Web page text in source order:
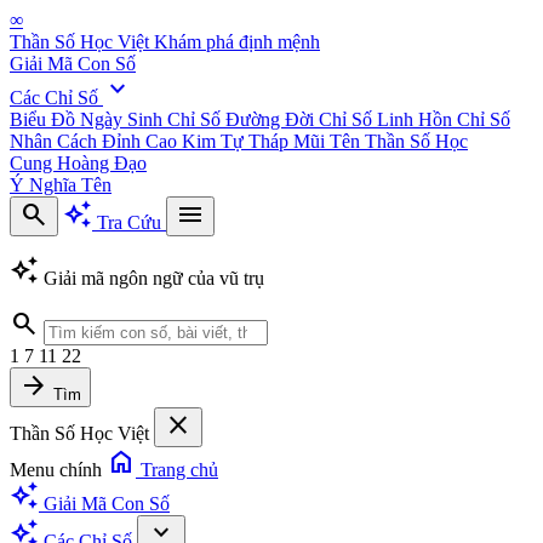
∞
Thần Số Học Việt Khám phá định mệnh
Giải Mã Con Số
Các Chỉ Số expand_more
Biểu Đồ Ngày Sinh Chỉ Số Đường Đời Chỉ Số Linh Hồn Chỉ Số
Nhân Cách Đỉnh Cao Kim Tự Tháp Mũi Tên Thần Số Học
Cung Hoàng Đạo
Ý Nghĩa Tên
search auto_awesome Tra Cứu
menu
auto_awesome Giải mã ngôn ngữ của vũ trụ
search
1 7 11 22
arrow_forward Tìm
Thần Số Học Việt close
Menu chính home Trang chủ
auto_awesome Giải Mã Con Số
auto_awesome
expand_more